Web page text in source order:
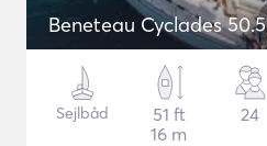
Beneteau Cyclades 50.5
Sejlbåd
51 ft
16 m
24